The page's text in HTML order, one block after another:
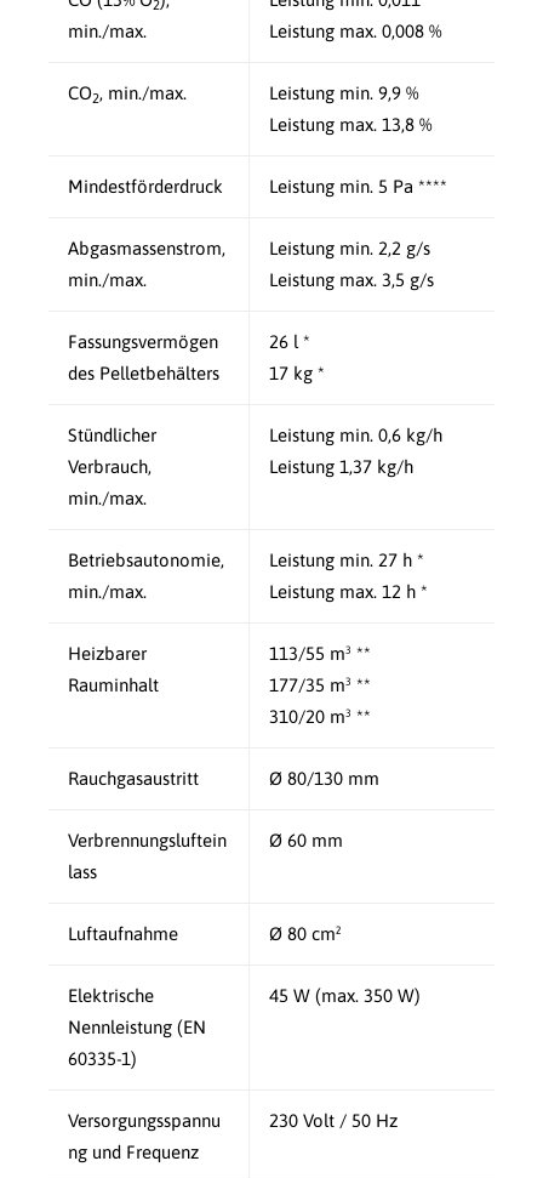
2
min./max.
Leistung max. 0,008 %
CO2, min./max.
Leistung min. 9,9 %
Leistung max. 13,8 %
Mindestförderdruck Leistung min. 5 Pa ****
Abgasmassenstrom,
min./max.
Leistung min. 2,2 g/s
Leistung max. 3,5 g/s
Fassungsvermögen
des Pelletbehälters
26 l *
17 kg *
Stündlicher
Verbrauch,
min./max.
Leistung min. 0,6 kg/h
Leistung 1,37 kg/h
Betriebsautonomie,
min./max.
Leistung min. 27 h *
Leistung max. 12 h *
Heizbarer
Rauminhalt
113/55 m³ **
177/35 m³ **
310/20 m³ **
Rauchgasaustritt Ø 80/130 mm
Verbrennungsluftein
lass
Ø 60 mm
Luftaufnahme Ø 80 cm²
Elektrische
Nennleistung (EN
60335-1)
45 W (max. 350 W)
Versorgungsspannu
ng und Frequenz
230 Volt / 50 Hz